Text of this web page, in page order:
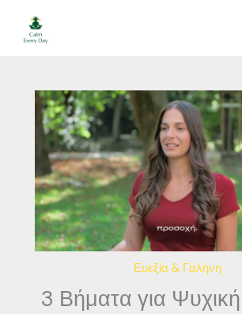
περιεχόμενο
Ευεξία & Γαλήνη
3 Βήματα για